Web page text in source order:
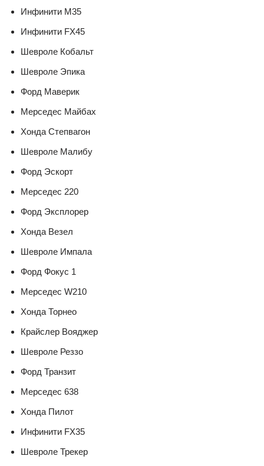
Инфинити M35
Инфинити FX45
Шевроле Кобальт
Шевроле Эпика
Форд Маверик
Мерседес Майбах
Хонда Степвагон
Шевроле Малибу
Форд Эскорт
Мерседес 220
Форд Эксплорер
Хонда Везел
Шевроле Импала
Форд Фокус 1
Мерседес W210
Хонда Торнео
Крайслер Вояджер
Шевроле Реззо
Форд Транзит
Мерседес 638
Хонда Пилот
Инфинити FX35
Шевроле Трекер